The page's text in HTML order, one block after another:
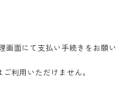
画面にて支払い手続きをお願い
利用いただけません。